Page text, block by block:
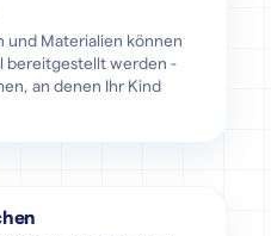
und Materialien können
bereitgestellt werden -
an denen Ihr Kind